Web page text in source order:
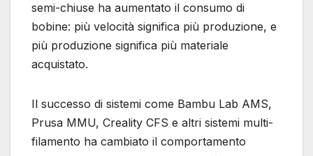
semi-chiuse ha aumentato il consumo di
bobine: più velocità significa più produzione, e
più produzione significa più materiale
acquistato.
Il successo di sistemi come Bambu Lab AMS,
Prusa MMU, Creality CFS e altri sistemi multi-
filamento ha cambiato il comportamento